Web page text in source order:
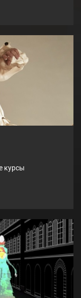
курсы